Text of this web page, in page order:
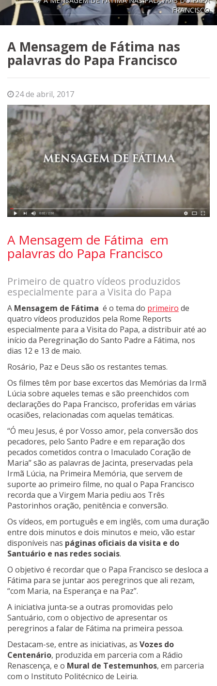
FRANCISCO
A Mensagem de Fátima nas
palavras do Papa Francisco
24 de abril, 2017
A Mensagem de Fátima em
palavras do Papa Francisco
Primeiro de quatro vídeos produzidos
especialmente para a Visita do Papa
A Mensagem de Fátima é o tema do primeiro de
quatro vídeos produzidos pela Rome Reports
especialmente para a Visita do Papa, a distribuir até ao
início da Peregrinação do Santo Padre a Fátima, nos
dias 12 e 13 de maio.
Rosário, Paz e Deus são os restantes temas.
Os filmes têm por base excertos das Memórias da Irmã
Lúcia sobre aqueles temas e são preenchidos com
declarações do Papa Francisco, proferidas em várias
ocasiões, relacionadas com aquelas temáticas.
“Ó meu Jesus, é por Vosso amor, pela conversão dos
pecadores, pelo Santo Padre e em reparação dos
pecados cometidos contra o Imaculado Coração de
Maria” são as palavras de Jacinta, preservadas pela
Irmã Lúcia, na Primeira Memória, que servem de
suporte ao primeiro filme, no qual o Papa Francisco
recorda que a Virgem Maria pediu aos Três
Pastorinhos oração, penitência e conversão.
Os vídeos, em português e em inglês, com uma duração
entre dois minutos e dois minutos e meio, vão estar
disponíveis nas páginas oficiais da visita e do
Santuário e nas redes sociais.
O objetivo é recordar que o Papa Francisco se desloca a
Fátima para se juntar aos peregrinos que ali rezam,
“com Maria, na Esperança e na Paz”.
A iniciativa junta-se a outras promovidas pelo
Santuário, com o objectivo de apresentar os
peregrinos a falar de Fátima na primeira pessoa.
Destacam-se, entre as iniciativas, as Vozes do
Centenário, produzida em parceria com a Rádio
Renascença, e o Mural de Testemunhos, em parceria
com o Instituto Politécnico de Leiria.